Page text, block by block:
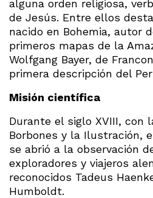
alguna orden religiosa,
de Jesús. Entre ellos
nacido en Bohemia, autor
primeros mapas de la
Wolfgang Bayer, de
primera descripción del
Misión científica
Durante el siglo XVIII, con
Borbones y la Ilustración,
se abrió a la observación
exploradores y viajeros
reconocidos Tadeus
Humboldt.